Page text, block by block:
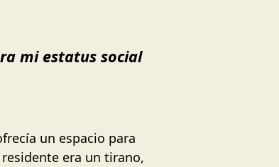
mi estatus social
un espacio para
era un tirano,